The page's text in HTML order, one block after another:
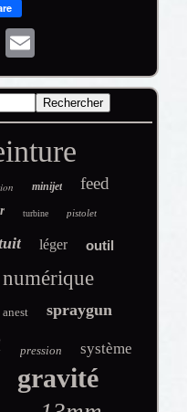
minijet feed
turbine pistolet
léger outil
numérique
anest spraygun
pression système
gravité